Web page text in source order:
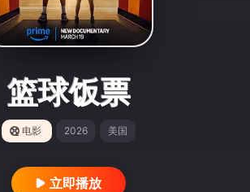
篮球饭票
电影 2026 美国
立即播放